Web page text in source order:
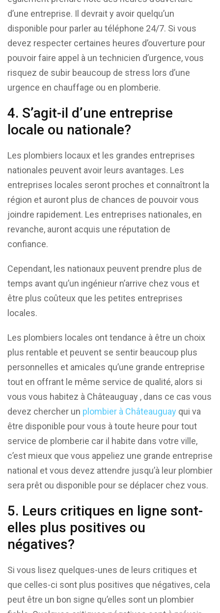
d’une entreprise. Il devrait y avoir quelqu’un
disponible pour parler au téléphone 24/7. Si vous
devez respecter certaines heures d’ouverture pour
pouvoir faire appel à un technicien d’urgence, vous
risquez de subir beaucoup de stress lors d’une
urgence en chauffage ou en plomberie.
4. S’agit-il d’une entreprise
locale ou nationale?
Les plombiers locaux et les grandes entreprises
nationales peuvent avoir leurs avantages. Les
entreprises locales seront proches et connaîtront la
région et auront plus de chances de pouvoir vous
joindre rapidement. Les entreprises nationales, en
revanche, auront acquis une réputation de
confiance.
Cependant, les nationaux peuvent prendre plus de
temps avant qu’un ingénieur n’arrive chez vous et
être plus coûteux que les petites entreprises
locales.
Les plombiers locales ont tendance à être un choix
plus rentable et peuvent se sentir beaucoup plus
personnelles et amicales qu’une grande entreprise
tout en offrant le même service de qualité, alors si
vous vous habitez à Châteauguay , dans ce cas vous
devez chercher un plombier à Châteauguay qui va
être disponible pour vous à toute heure pour tout
service de plomberie car il habite dans votre ville,
c’est mieux que vous appeliez une grande entreprise
national et vous devez attendre jusqu’à leur plombier
sera prêt ou disponible pour se déplacer chez vous.
5. Leurs critiques en ligne sont-
elles plus positives ou
négatives?
Si vous lisez quelques-unes de leurs critiques et
que celles-ci sont plus positives que négatives, cela
peut être un bon signe qu’elles sont un plombier